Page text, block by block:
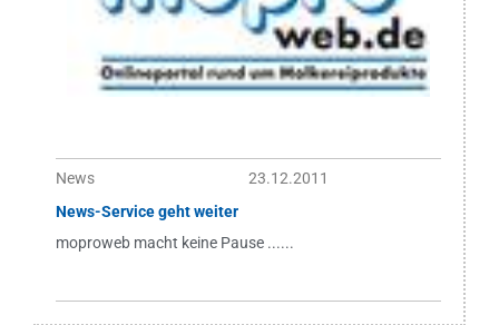
News
23.12.2011
News-Service geht weiter
moproweb macht keine Pause ......